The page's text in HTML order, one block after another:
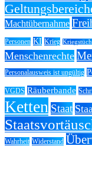
Machtübernahme
Personen KI Krieg
Menschenrechte
Personalausweis ist ungültig
VGDS Räuberbande
Ketten Staat
Wahrheit Widerstand